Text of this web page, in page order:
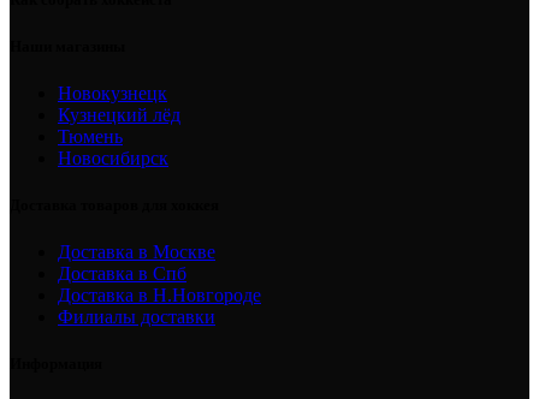
Новокузнецк
Кузнецкий лёд
Тюмень
Новосибирск
Доставка в Москве
Доставка в Спб
Доставка в Н.Новгороде
Филиалы доставки